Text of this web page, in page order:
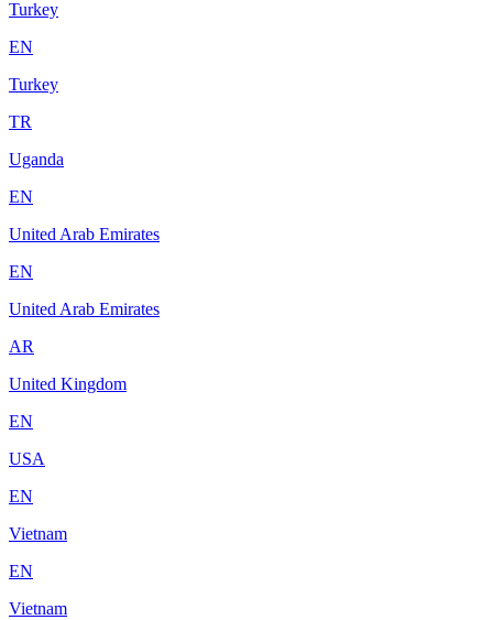
Turkey
EN
Turkey
TR
Uganda
EN
United Arab Emirates
EN
United Arab Emirates
AR
United Kingdom
EN
USA
EN
Vietnam
EN
Vietnam